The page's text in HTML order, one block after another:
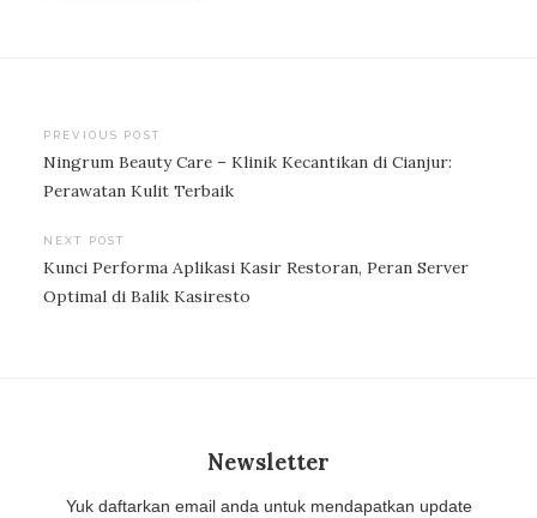
Post
navigation
PREVIOUS POST
Ningrum Beauty Care – Klinik Kecantikan di Cianjur:
Perawatan Kulit Terbaik
NEXT POST
Kunci Performa Aplikasi Kasir Restoran, Peran Server
Optimal di Balik Kasiresto
Newsletter
Yuk daftarkan email anda untuk mendapatkan update